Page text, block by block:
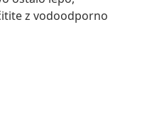
z vodoodporno